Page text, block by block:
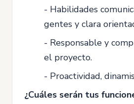
- Habilidades
gentes y clara
- Responsable y
el proyecto.
- Proactividad,
¿Cuáles serán tus